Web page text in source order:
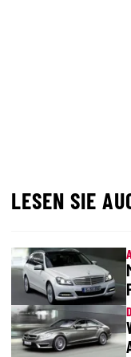
LESEN SIE